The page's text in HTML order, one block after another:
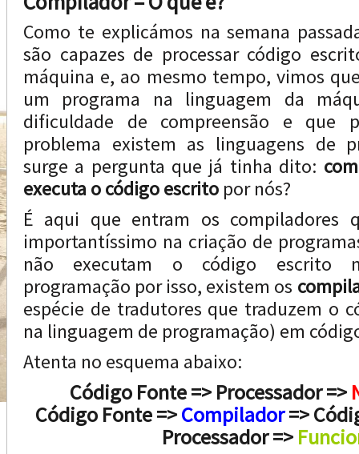
Como te explicámos na semana
são capazes de processar código
máquina e, ao mesmo tempo, vimos
um programa na linguagem da
dificuldade de compreensão e que
problema existem as linguagens de
surge a pergunta que já tinha dito:
executa o código escrito por nós?
É aqui que entram os compiladores
importantíssimo na criação de
não executam o código escrito
programação por isso, existem os
espécie de tradutores que traduzem o
na linguagem de programação) em
Atenta no esquema abaixo:
Código Fonte => Processador =>
Código Fonte =>Compilador=>
Processador =>